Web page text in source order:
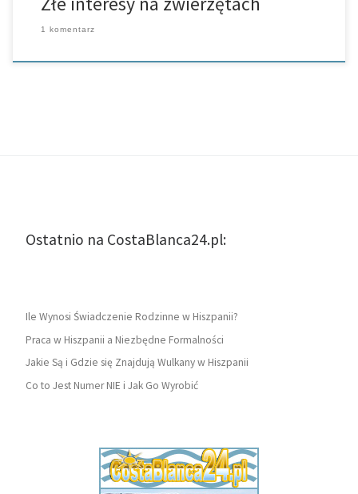
1 komentarz
Ostatnio na CostaBlanca24.pl:
Ile Wynosi Świadczenie Rodzinne w Hiszpanii?
Praca w Hiszpanii a Niezbędne Formalności
Jakie Są i Gdzie się Znajdują Wulkany w Hiszpanii
Co to Jest Numer NIE i Jak Go Wyrobić